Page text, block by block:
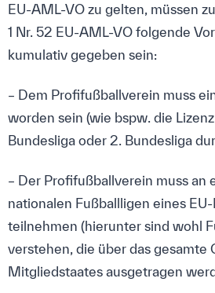
EU-AML-VO zu gelten, müssen
1 Nr. 52 EU-AML-VO folgende
kumulativ gegeben sein:
– Dem Profifußballverein muss
worden sein (wie bspw. die
Bundesliga oder 2. Bundesliga
– Der Profifußballverein muss an
nationalen Fußballligen eines
teilnehmen (hierunter sind wohl
verstehen, die über das gesamte
Mitgliedstaates ausgetragen